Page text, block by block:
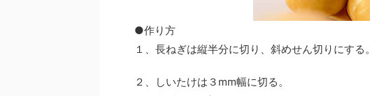
●作り方
１、長ねぎは縦半分に切り、斜めせん切りにする。
２、しいたけは３mm幅に切る。